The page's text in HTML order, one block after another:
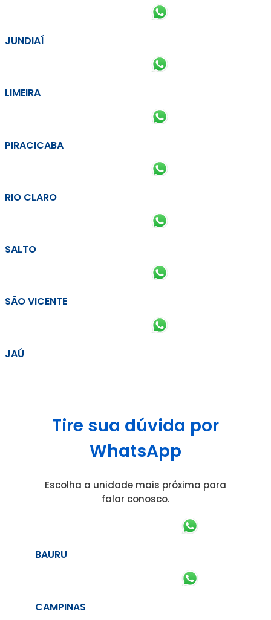
JUNDIAÍ
LIMEIRA
PIRACICABA
RIO CLARO
SALTO
SÃO VICENTE
JAÚ
Tire sua dúvida por
WhatsApp
Escolha a unidade mais próxima para
falar conosco.
BAURU
CAMPINAS